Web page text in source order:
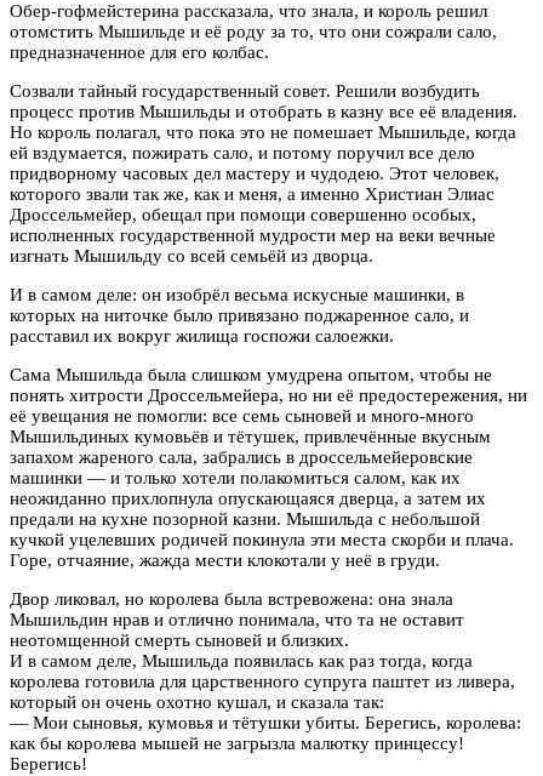
Обер-гофмейстерина рассказала, что знала, и король решил
отомстить Мышильде и её роду за то, что они сожрали сало,
предназначенное для его колбас.
Созвали тайный государственный совет. Решили возбудить
процесс против Мышильды и отобрать в казну все её владения.
Но король полагал, что пока это не помешает Мышильде, когда
ей вздумается, пожирать сало, и потому поручил все дело
придворному часовых дел мастеру и чудодею. Этот человек,
которого звали так же, как и меня, а именно Христиан Элиас
Дроссельмейер, обещал при помощи совершенно особых,
исполненных государственной мудрости мер на веки вечные
изгнать Мышильду со всей семьёй из дворца.
И в самом деле: он изобрёл весьма искусные машинки, в
которых на ниточке было привязано поджаренное сало, и
расставил их вокруг жилища госпожи салоежки.
Сама Мышильда была слишком умудрена опытом, чтобы не
понять хитрости Дроссельмейера, но ни её предостережения, ни
её увещания не помогли: все семь сыновей и много-много
Мышильдиных кумовьёв и тётушек, привлечённые вкусным
запахом жареного сала, забрались в дроссельмейеровские
машинки — и только хотели полакомиться салом, как их
неожиданно прихлопнула опускающаяся дверца, а затем их
предали на кухне позорной казни. Мышильда с небольшой
кучкой уцелевших родичей покинула эти места скорби и плача.
Горе, отчаяние, жажда мести клокотали у неё в груди.
Двор ликовал, но королева была встревожена: она знала
Мышильдин нрав и отлично понимала, что та не оставит
неотомщенной смерть сыновей и близких.
И в самом деле, Мышильда появилась как раз тогда, когда
королева готовила для царственного супруга паштет из ливера,
который он очень охотно кушал, и сказала так:
— Мои сыновья, кумовья и тётушки убиты. Берегись, королева:
как бы королева мышей не загрызла малютку принцессу!
Берегись!